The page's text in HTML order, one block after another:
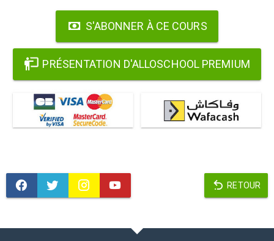
S'ABONNER À CE COURS
PRÉSENTATION D'ALLOSCHOOL PREMIUM
RETOUR